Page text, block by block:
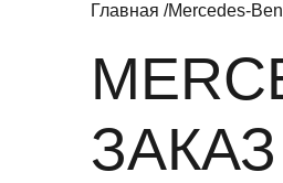
Главная Mercedes-
ЗАКАЗ